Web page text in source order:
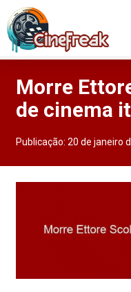
Morre
de cinema
Publicação:20 de janeiro